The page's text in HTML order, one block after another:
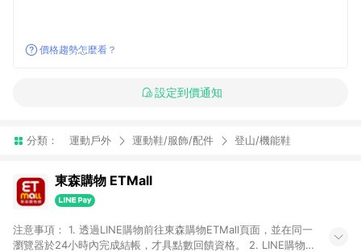
價格趨勢怎麼看？
設定到價通知
分類： 運動戶外 運動鞋/服飾/配件 登山/機能鞋
東森購物 ETMall
注意事項： 1. 透過LINE購物前往東森購物ETMall頁面，並在同一
瀏覽器於24小時內完成結帳，才具點數回饋資格。 2. LINE購物